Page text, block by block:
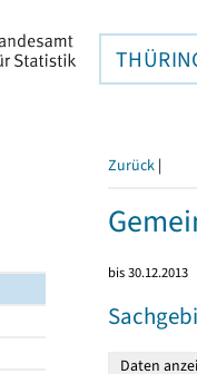
Zurück |
bis 30.12.2013